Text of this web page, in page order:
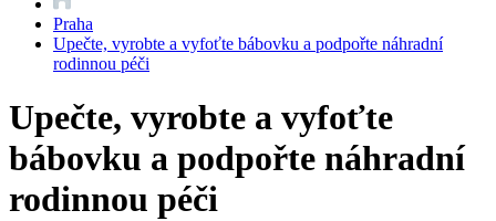
Praha
Upečte, vyrobte a vyfoťte bábovku a podpořte náhradní
rodinnou péči
Upečte, vyrobte a vyfoťte
bábovku a podpořte náhradní
rodinnou péči